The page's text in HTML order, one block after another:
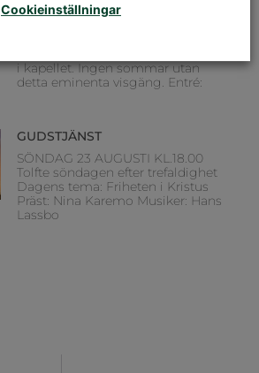
TORSDAG 20 AUGUSTI KL.19.00
i kapellet. Ingen sommar utan
detta eminenta visgäng. Entré:
GUDSTJÄNST
SÖNDAG 23 AUGUSTI KL.18.00
Tolfte söndagen efter trefaldighet
Dagens tema: Friheten i Kristus
Präst: Nina Karemo Musiker: Hans
Lassbo
Cookieinställningar